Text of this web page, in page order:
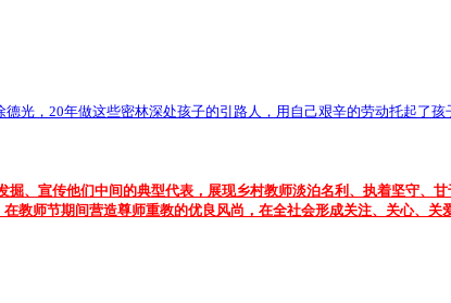
光，20年做这些密林深处孩子的引路人，用自己艰辛的劳动托起了
、宣传他们中间的典型代表，展现乡村教师淡泊名利、执着坚守、
教师节期间营造尊师重教的优良风尚，在全社会形成关注、关心、关